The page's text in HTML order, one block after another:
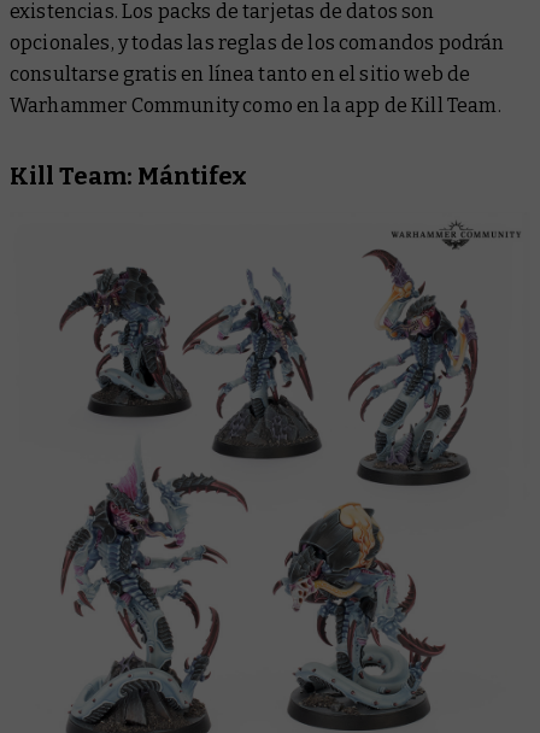
existencias. Los packs de tarjetas de datos son
opcionales, y todas las reglas de los comandos podrán
consultarse gratis en línea tanto en el sitio web de
Warhammer Community como en la app de Kill Team.
Kill Team: Mántifex